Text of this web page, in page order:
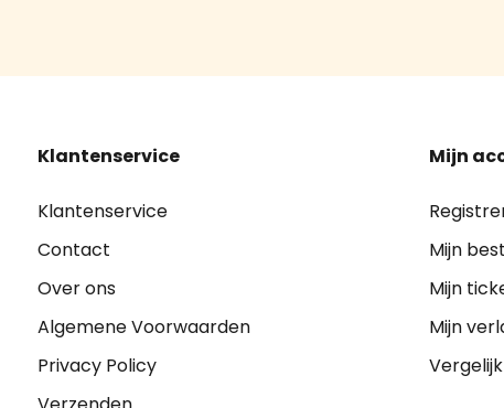
Klantenservice
Klantenservice
Contact
Over ons
Algemene Voorwaarden
Privacy Policy
Mijn
Mijn
Mijn
Mijn